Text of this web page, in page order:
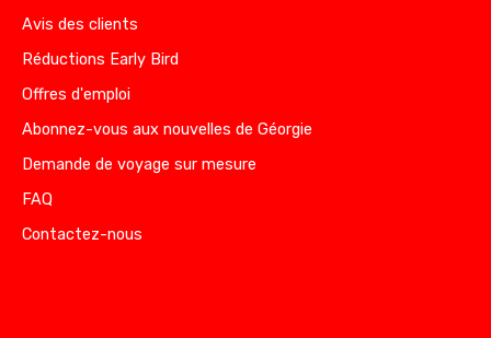
Avis des clients
Réductions Early Bird
Offres d'emploi
Abonnez-vous aux nouvelles de Géorgie
Demande de voyage sur mesure
FAQ
Contactez-nous